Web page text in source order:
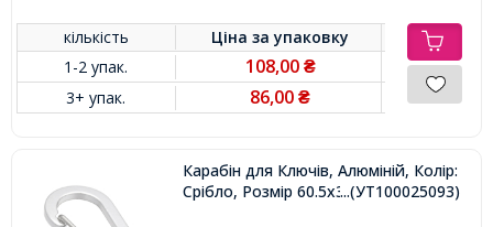
кількість Ціна заупаковку
1-2 упак.
108,00 ₴
3+ упак. 86,00₴
Карабін для Ключів, Алюміній, Колір:
Срібло, Розмір 60.5x30.5x9 мм,
...(УТ100025093)